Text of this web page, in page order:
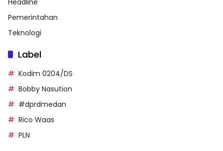
Pemerintahan
Teknologi
Label
Kodim 0204/DS
Bobby Nasution
#dprdmedan
Rico Waas
PLN